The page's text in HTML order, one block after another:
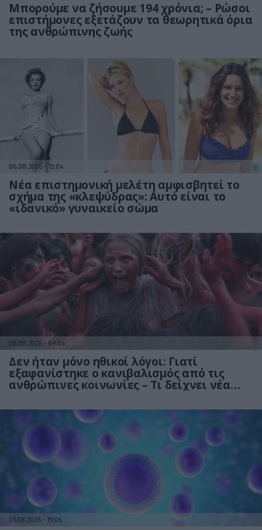
Μπορούμε να ζήσουμε 194 χρόνια; – Ρώσοι
επιστήμονες εξετάζουν τα θεωρητικά όρια
της ανθρώπινης ζωής
06.08.2026 15:04
Νέα επιστημονική μελέτη αμφισβητεί το
σχήμα της «κλεψύδρας»: Αυτό είναι το
«ιδανικό» γυναικείο σώμα
06.08.2026 09:04
Δεν ήταν μόνο ηθικοί λόγοι: Γιατί
εξαφανίστηκε ο κανιβαλισμός από τις
ανθρώπινες κοινωνίες – Τι δείχνει νέα
01.08.2026 15:06